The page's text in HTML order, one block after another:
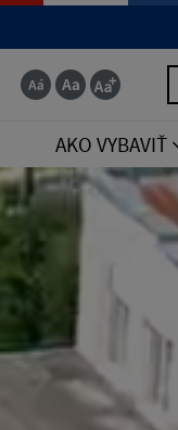
AKO VYBAVIŤ